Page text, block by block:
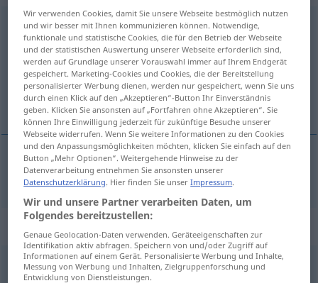
Kehrreimm <Kehrreim(e)s;Kehrreime>
Übersicht aller Übersetzungen
(Für mehr Details die Übersetzung anklicken/antippen)
estribillo
estribillom Kehrreim
Synonyme für "Kehrreim"
Refrain
Wir verwenden Cookies, damit Sie unsere Webseite bestmöglich nutzen
und wir besser mit Ihnen kommunizieren können. Notwendige,
funktionale und statistische Cookies, die für den Betrieb der Webseite
und der statistischen Auswertung unserer Webseite erforderlich sind,
werden auf Grundlage unserer Vorauswahl immer auf Ihrem Endgerät
gespeichert. Marketing-Cookies und Cookies, die der Bereitstellung
personalisierter Werbung dienen, werden nur gespeichert, wenn Sie uns
durch einen Klick auf den „Akzeptieren“-Button Ihr Einverständnis
geben. Klicken Sie ansonsten auf „Fortfahren ohne Akzeptieren“. Sie
können Ihre Einwilligung jederzeit für zukünftige Besuche unserer
Webseite widerrufen. Wenn Sie weitere Informationen zu den Cookies
und den Anpassungsmöglichkeiten möchten, klicken Sie einfach auf den
Button „Mehr Optionen“. Weitergehende Hinweise zu der
Datenverarbeitung entnehmen Sie ansonsten unserer
Datenschutzerklärung. Hier finden Sie unserImpressum.
Wir und unsere Partner verarbeiten Daten, um
Folgendes bereitzustellen:
Genaue Geolocation-Daten verwenden. Geräteeigenschaften zur
Identifikation aktiv abfragen. Speichern von und/oder Zugriff auf
Informationen auf einem Gerät. Personalisierte Werbung und Inhalte,
Messung von Werbung und Inhalten, Zielgruppenforschung und
Entwicklung von Dienstleistungen.